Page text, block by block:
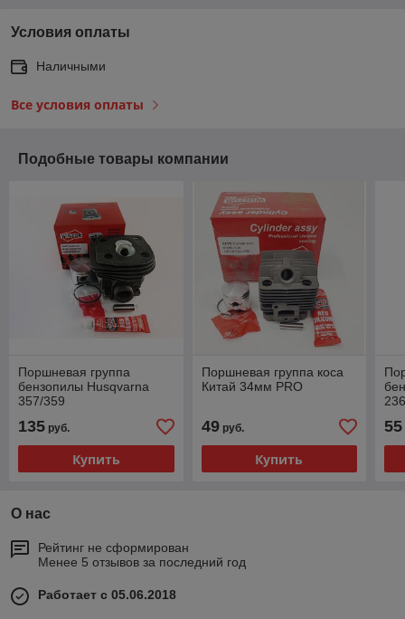
Условия оплаты
Наличными
Все условия оплаты
Подобные товары компании
Поршневая группа
бензопилы Husqvarna
357/359
135 руб.
Купить
Поршневая группа коса
Китай 34мм PRO
49руб.
Купить
55
О нас
Рейтинг не сформирован
Менее 5 отзывов за последний год
Работает с 05.06.2018